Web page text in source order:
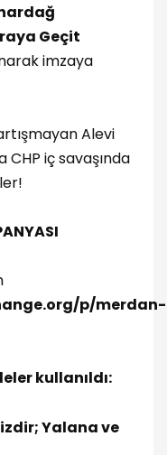
Geçit
imzaya
Alevi
iç savaşında
p/merdan-
kullanıldı:
Yalana ve